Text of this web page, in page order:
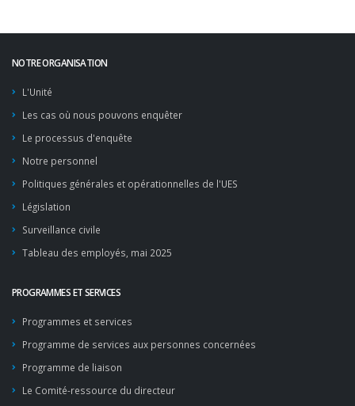
NOTRE ORGANISATION
L'Unité
Les cas où nous pouvons enquêter
Le processus d'enquête
Notre personnel
Politiques générales et opérationnelles de l'UES
Législation
Surveillance civile
Tableau des employés, mai 2025
PROGRAMMES ET SERVICES
Programmes et services
Programme de services aux personnes concernées
Programme de liaison
Le Comité-ressource du directeur